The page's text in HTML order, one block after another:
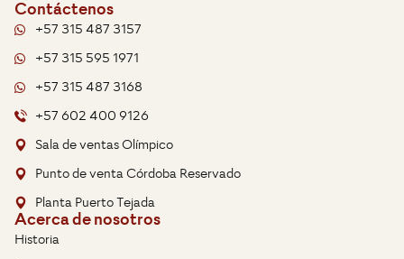
Contáctenos
+57 315 487 3157
+57 315 595 1971
+57 315 487 3168
+57 602 400 9126
Sala de ventas Olímpico
Punto de venta Córdoba Reservado
Planta Puerto Tejada
Acerca de nosotros
Historia